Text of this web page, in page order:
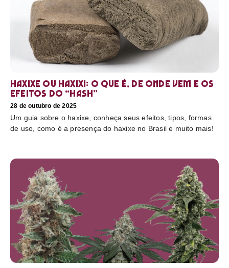
Haxixe ou Haxixi: o que é, de onde vem e os
efeitos do “hash”
28 de outubro de 2025
Um guia sobre o haxixe, conheça seus efeitos, tipos, formas
de uso, como é a presença do haxixe no Brasil e muito mais!